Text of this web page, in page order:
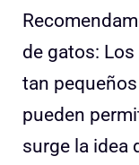
de gatos:
tan
pueden
surge la idea